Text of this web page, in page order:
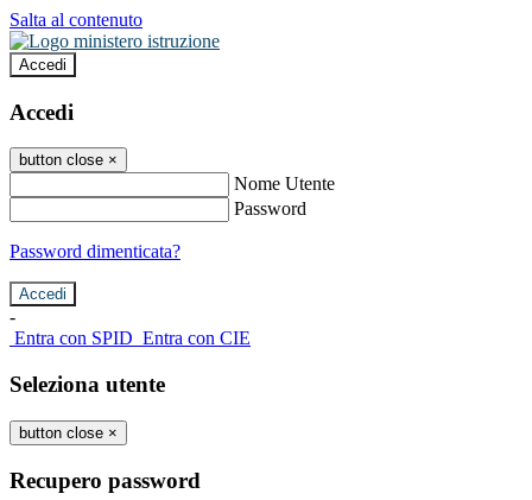
Salta al contenuto
Accedi
Accedi
button close ×
Nome Utente
Password
Password dimenticata?
-
Entra con SPID Entra con CIE
Seleziona utente
button close ×
Recupero password